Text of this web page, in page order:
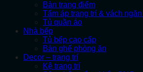
Bàn trang điểm
Tấm áp trang trí & vách
Tủ quần áo
Nhà bếp
Tủ bếp cao cấp
Bàn ghế phòng ăn
Decor – trang trí
Kệ trang trí